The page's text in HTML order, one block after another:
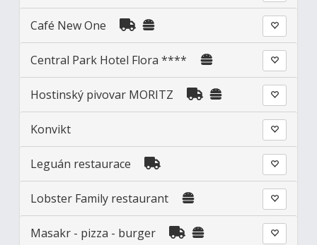
Café New One
Central Park Hotel Flora ****
Hostinský pivovar MORITZ
Konvikt
Leguán restaurace
Lobster Family restaurant
Masakr - pizza - burger